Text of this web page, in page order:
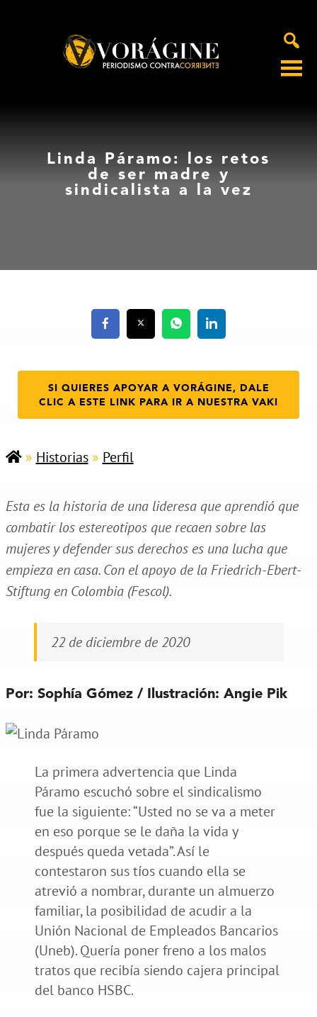
Linda Páramo: los retos
de ser madre y
sindicalista a la vez
SI QUIERES APOYAR A VORÁGINE, DALE
CLIC A ESTE LINK PARA IR A NUESTRA VAKI
» Historias» Perfil
Esta es la historia de una lideresa que aprendió que
combatir los estereotipos que recaen sobre las
mujeres y defender sus derechos es una lucha que
empieza en casa. Con el apoyo de la Friedrich-Ebert-
Stiftung en Colombia (Fescol).
22 de diciembre de 2020
Por: Sophía Gómez / Ilustración: Angie Pik
La primera advertencia que Linda
Páramo escuchó sobre el sindicalismo
fue la siguiente: “Usted no se va a meter
en eso porque se le daña la vida y
después queda vetada”. Así le
contestaron sus tíos cuando ella se
atrevió a nombrar, durante un almuerzo
familiar, la posibilidad de acudir a la
Unión Nacional de Empleados Bancarios
(Uneb). Quería poner freno a los malos
tratos que recibía siendo cajera principal
del banco HSBC.